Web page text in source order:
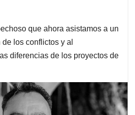
que ahora asistamos a un
los conflictos y al
diferencias de los proyectos de